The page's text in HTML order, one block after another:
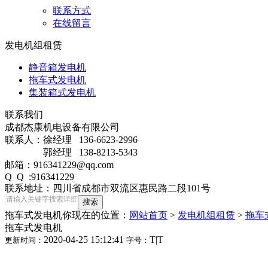
联系方式
在线留言
发电机组租赁
静音箱发电机
拖车式发电机
集装箱式发电机
联系我们
成都杰康机电设备有限公司
联系人：徐经理 136-6623-2996
郭经理 138-8213-5343
邮箱：916341229@qq.com
Q Q :916341229
联系地址：四川省成都市双流区惠民路二段101号
拖车式发电机你现在的位置： 网站首页 > 发电机组租赁 > 拖车
拖车式发电机
更新时间： 2020-04-25 15:12:41 字号： T|T